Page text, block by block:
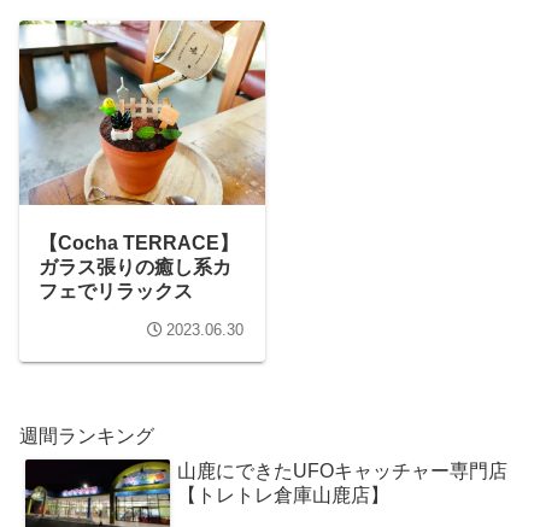
【Cocha TERRACE】
ガラス張りの癒し系カ
フェでリラックス
2023.06.30
週間ランキング
山鹿にできたUFOキャッチャー専門店
【トレトレ倉庫山鹿店】